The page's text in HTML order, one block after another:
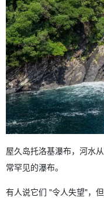
屋久岛托洛基瀑布，河水
常罕见的瀑布。
有人说它们 "令人失望"，